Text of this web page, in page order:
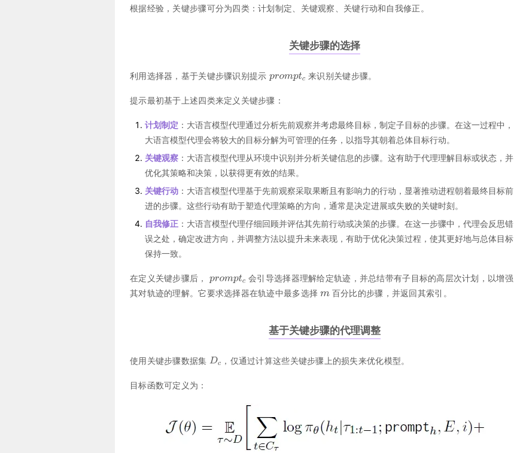
根据经验，关键步骤可分为四类：计划制定、关键观察、关键行动和自我修正。
关键步骤的选择
利用选择器，基于关键步骤识别提示 来识别关键步骤。
提示最初基于上述四类来定义关键步骤：
计划制定 ：大语言模型代理通过分析先前观察并考虑最终目标，制定子目标的步骤。在这一过程中，
大语言模型代理会将较大的目标分解为可管理的任务，以指导其朝着总体目标行动。
关键观察 ：大语言模型代理从环境中识别并分析关键信息的步骤。这有助于代理理解目标或状态，并
优化其策略和决策，以获得更有效的结果。
关键行动 ：大语言模型代理基于先前观察采取果断且有影响力的行动，显著推动进程朝着最终目标前
进的步骤。这些行动有助于塑造代理策略的方向，通常是决定进展或失败的关键时刻。
自我修正 ：大语言模型代理仔细回顾并评估其先前行动或决策的步骤。在这一步骤中，代理会反思错
误之处，确定改进方向，并调整方法以提升未来表现，有助于优化决策过程，使其更好地与总体目标
保持一致。
在定义关键步骤后，
会引导选择器理解给定轨迹，并总结带有子目标的高层次计划，以增强
其对轨迹的理解。它要求选择器在轨迹中最多选择
百分比的步骤，并返回其索引。
基于关键步骤的代理调整
使用关键步骤数据集 ，仅通过计算这些关键步骤上的损失来优化模型。
目标函数可定义为：